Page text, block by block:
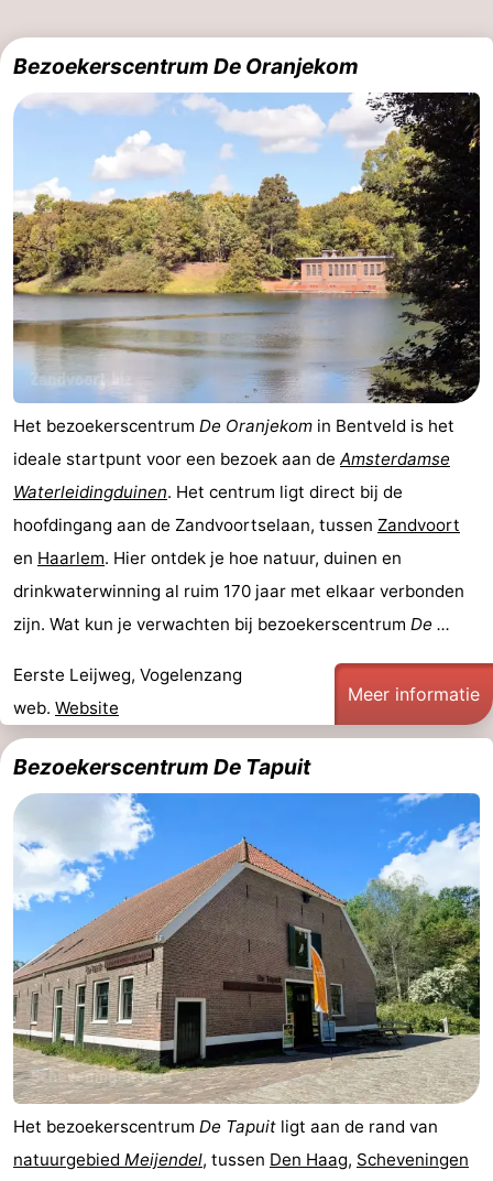
Bezoekerscentrum De Oranjekom
Het bezoekerscentrum De Oranjekom in Bentveld is het
ideale startpunt voor een bezoek aan de Amsterdamse
Waterleidingduinen. Het centrum ligt direct bij de
hoofdingang aan de Zandvoortselaan, tussen Zandvoort
en Haarlem. Hier ontdek je hoe natuur, duinen en
drinkwaterwinning al ruim 170 jaar met elkaar verbonden
zijn. Wat kun je verwachten bij bezoekerscentrum De ...
Eerste Leijweg, Vogelenzang
web. Website
Meer informatie
Bezoekerscentrum De Tapuit
Het bezoekerscentrum De Tapuit ligt aan de rand van
natuurgebied Meijendel, tussen Den Haag, Scheveningen